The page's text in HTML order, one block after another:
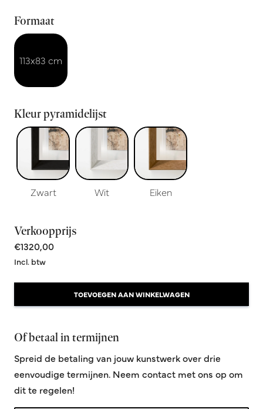
Formaat
113x83 cm
Kleur pyramidelijst
Zwart Wit Eiken
Verkoopprijs
€1320,00
Incl. btw
TOEVOEGEN AAN WINKELWAGEN
Of betaal in termijnen
Spreid de betaling van jouw kunstwerk over drie
eenvoudige termijnen. Neem contact met ons op om
dit te regelen!